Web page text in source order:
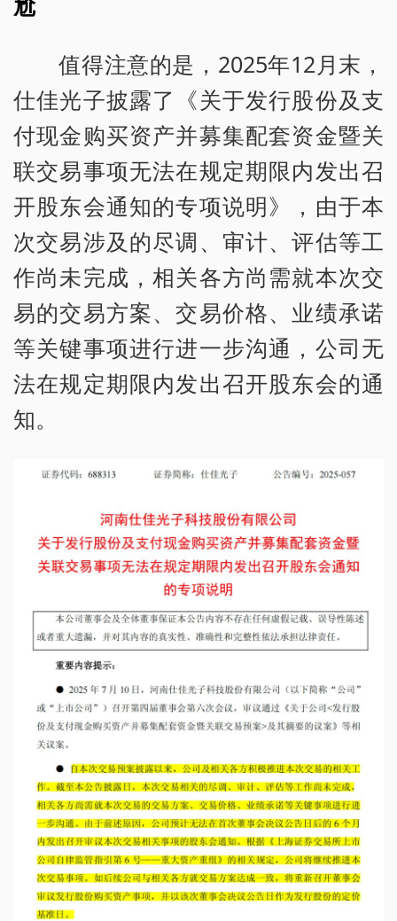
值得注意的是，2025年12月末，
仕佳光子披露了《关于发行股份及支
付现金购买资产并募集配套资金暨关
联交易事项无法在规定期限内发出召
开股东会通知的专项说明》，由于本
次交易涉及的尽调、审计、评估等工
作尚未完成，相关各方尚需就本次交
易的交易方案、交易价格、业绩承诺
等关键事项进行进一步沟通，公司无
法在规定期限内发出召开股东会的通
知。